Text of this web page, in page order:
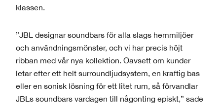
klassen.
”JBL designar soundbars för alla slags hemmiljöer
och användningsmönster, och vi har precis höjt
ribban med vår nya kollektion. Oavsett om kunder
letar efter ett helt surroundljudsystem, en kraftig bas
eller en sonisk lösning för ett litet rum, så förvandlar
JBLs soundbars vardagen till någonting episkt,” sade